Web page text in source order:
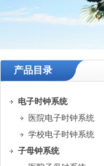
产品目录
电子时钟系统
医院电子时钟系统
学校电子时钟系统
子母钟系统